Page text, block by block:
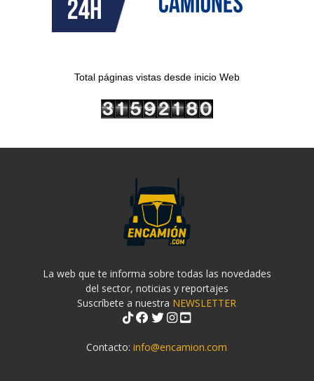
Total páginas vistas desde inicio Web
La web que te informa sobre todas las novedades
del sector, noticias y reportajes
Suscríbete a nuestra NEWSLETTER
Contacto:info@encamion.com